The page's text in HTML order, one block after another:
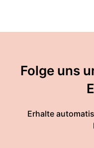
Folge uns
Erhalte